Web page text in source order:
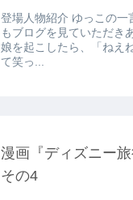
登場人物紹介 ゆっこの一
もブログを見ていただき
娘を起こしたら、「ねえ
て笑っ...
漫画『ディズニー
その4